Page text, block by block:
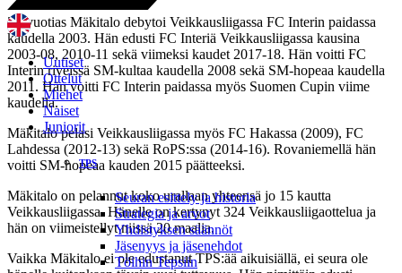
Uutiset
Ottelut
Miehet
Naiset
Juniorit
TPS
Seuran esittely ja historia
Strategia ja arvot
Yhdistyksen säännöt
Jäsenyys ja jäsenehdot
Töihin Tepsiin
33-vuotias Mäkitalo debytoi Veikkausliigassa FC Interin paidassa
kaudella 2003. Hän edusti FC Interiä Veikkausliigassa kausina
2003-08, 2010-11 sekä viimeksi kaudet 2017-18. Hän voitti FC
Interin riveissä SM-kultaa kaudella 2008 sekä SM-hopeaa kaudella
2011. Hän voitti FC Interin paidassa myös Suomen Cupin viime
kaudella.
Mäkitalo pelasi Veikkausliigassa myös FC Hakassa (2009), FC
Lahdessa (2012-13) sekä RoPS:ssa (2014-16). Rovaniemellä hän
voitti SM-hopeaa kauden 2015 päätteeksi.
Mäkitalo on pelannut koko urallaan yhteensä jo 15 kautta
Veikkausliigassa. Hänelle on kertynyt 324 Veikkausliigaottelua ja
hän on viimeistellyt niissä 20 maalia.
Vaikka Mäkitalo ei ole edustanut TPS:ää aikuisiällä, ei seura ole